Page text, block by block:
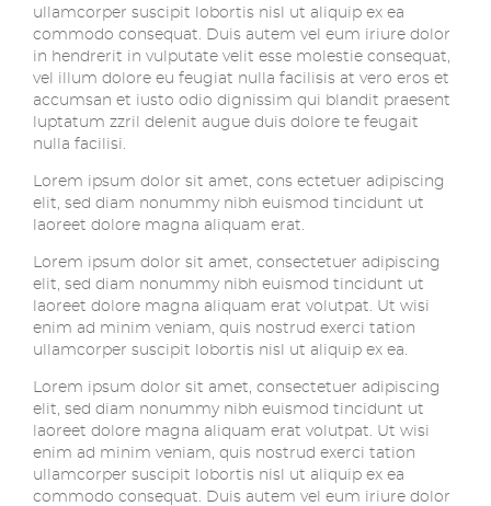
ullamcorper suscipit lobortis nisl ut aliquip ex ea
commodo consequat. Duis autem vel eum iriure dolor
in hendrerit in vulputate velit esse molestie consequat,
vel illum dolore eu feugiat nulla facilisis at vero eros et
accumsan et iusto odio dignissim qui blandit praesent
luptatum zzril delenit augue duis dolore te feugait
nulla facilisi.
Lorem ipsum dolor sit amet, cons ectetuer adipiscing
elit, sed diam nonummy nibh euismod tincidunt ut
laoreet dolore magna aliquam erat.
Lorem ipsum dolor sit amet, consectetuer adipiscing
elit, sed diam nonummy nibh euismod tincidunt ut
laoreet dolore magna aliquam erat volutpat. Ut wisi
enim ad minim veniam, quis nostrud exerci tation
ullamcorper suscipit lobortis nisl ut aliquip ex ea.
Lorem ipsum dolor sit amet, consectetuer adipiscing
elit, sed diam nonummy nibh euismod tincidunt ut
laoreet dolore magna aliquam erat volutpat. Ut wisi
enim ad minim veniam, quis nostrud exerci tation
ullamcorper suscipit lobortis nisl ut aliquip ex ea
commodo consequat. Duis autem vel eum iriure dolor